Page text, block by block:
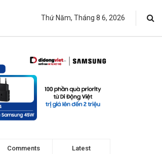
Thứ Năm, Tháng 8 6, 2026
Comments Latest